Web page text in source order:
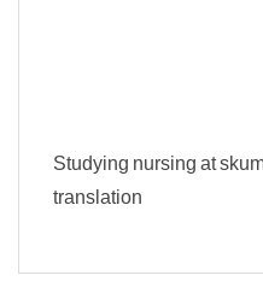
Studying nursing at
translation